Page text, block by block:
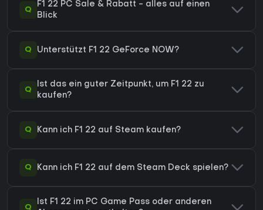
Q
F1 22 PC Sale & Rabatt - alles auf einen
Blick
Q Unterstützt F1 22 GeForce NOW?
Q
Ist das ein guter Zeitpunkt, um F1 22 zu
kaufen?
Q Kann ich F1 22 auf Steam kaufen?
Q Kann ich F1 22 auf dem Steam Deck spielen?
Q
Ist F1 22 im PC Game Pass oder anderen